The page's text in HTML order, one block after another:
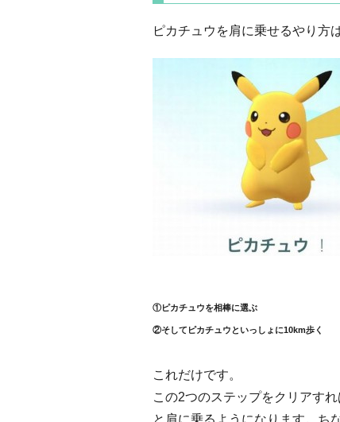
ピカチュウを肩に乗せるやり方
①ピカチュウを相棒に選ぶ
②そしてピカチュウといっしょに10km歩く
これだけです。
この2つのステップをクリアす
と肩に乗るようになります。